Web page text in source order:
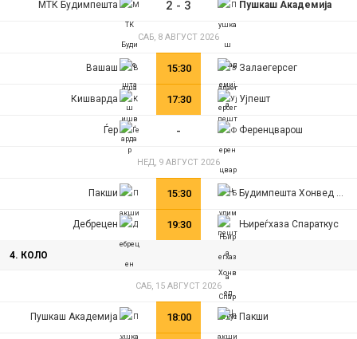
МТК Будимпешта 2 - 3 Пушкаш Академија
САБ, 8 АВГУСТ 2026
Вашаш 15:30 Залаегерсег
Кишварда 17:30 Ујпешт
Ѓер - Ференцварош
НЕД, 9 АВГУСТ 2026
Пакши 15:30 Будимпешта Хонвед ФЦ
Дебрецен 19:30 Њиреѓхаза Спараткус
4. КОЛО
САБ, 15 АВГУСТ 2026
Пушкаш Академија 18:00 Пакши